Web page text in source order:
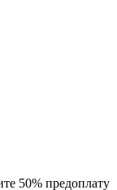
50% предоплату